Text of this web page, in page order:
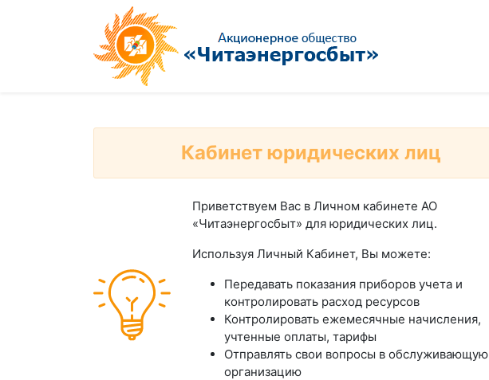
Кабинет юридических лиц
Приветствуем Вас в Личном кабинете АО
«Читаэнергосбыт» для юридических лиц.
Используя Личный Кабинет, Вы можете:
Передавать показания приборов учета и
контролировать расход ресурсов
Контролировать ежемесячные начисления,
учтенные оплаты, тарифы
Отправлять свои вопросы в обслуживающую
организацию